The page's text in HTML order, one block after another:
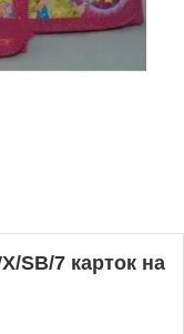
SB/7 карток на